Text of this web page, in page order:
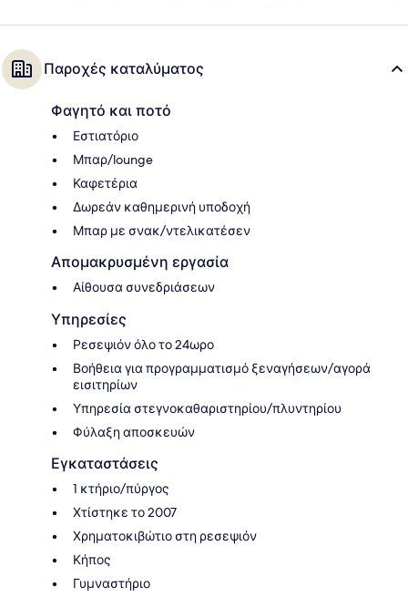
Παροχές καταλύματος
Φαγητό και ποτό
Εστιατόριο
Μπαρ/lounge
Καφετέρια
Δωρεάν καθημερινή υποδοχή
Μπαρ με σνακ/ντελικατέσεν
Απομακρυσμένη εργασία
Αίθουσα συνεδριάσεων
Υπηρεσίες
Ρεσεψιόν όλο το 24ωρο
Βοήθεια για προγραμματισμό ξεναγήσεων/αγορά
εισιτηρίων
Υπηρεσία στεγνοκαθαριστηρίου/πλυντηρίου
Φύλαξη αποσκευών
Εγκαταστάσεις
1 κτήριο/πύργος
Χτίστηκε το 2007
Χρηματοκιβώτιο στη ρεσεψιόν
Κήπος
Γυμναστήριο